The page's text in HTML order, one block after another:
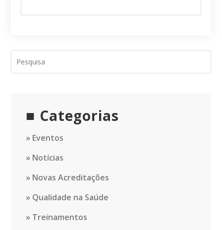
Categorias
Eventos
Notícias
Novas Acreditações
Qualidade na Saúde
Treinamentos